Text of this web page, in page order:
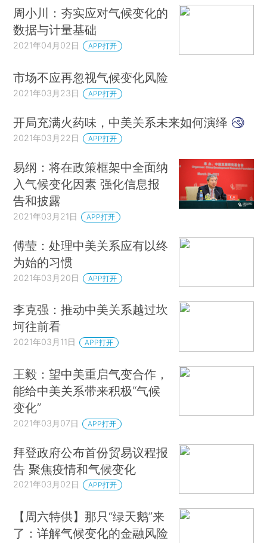
周小川：夯实应对气候变化的
数据与计量基础
2021年04月02日 APP打开
市场不应再忽视气候变化风险
2021年03月23日 APP打开
开局充满火药味，中美关系未来如何演绎
2021年03月22日 APP打开
易纲：将在政策框架中全面纳
入气候变化因素 强化信息报
告和披露
2021年03月21日 APP打开
傅莹：处理中美关系应有以终
为始的习惯
2021年03月20日 APP打开
李克强：推动中美关系越过坎
坷往前看
2021年03月11日 APP打开
王毅：望中美重启气变合作，
能给中美关系带来积极“气候
变化”
2021年03月07日 APP打开
拜登政府公布首份贸易议程报
告 聚焦疫情和气候变化
2021年03月02日 APP打开
【周六特供】那只“绿天鹅”来
了：详解气候变化的金融风险